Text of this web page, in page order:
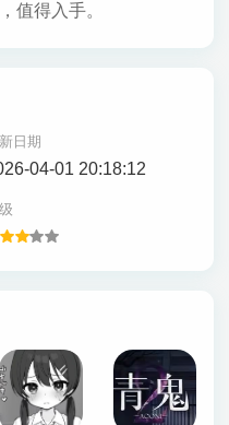
值得入手。
日期
04-01 20:18:12